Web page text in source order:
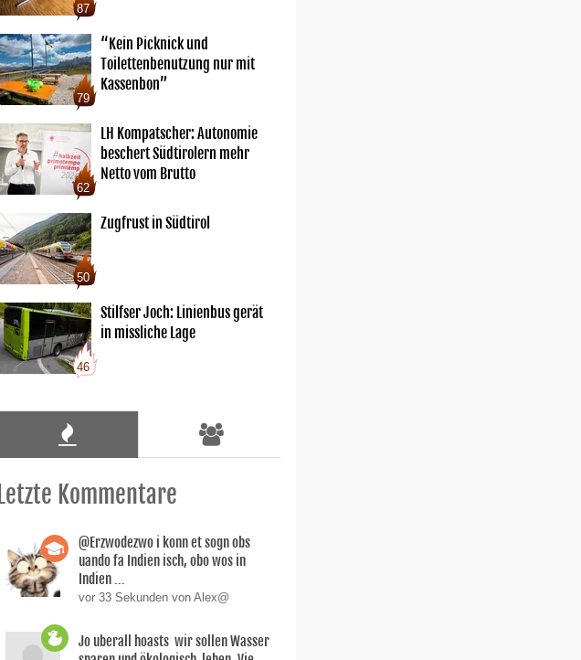
87
79
“Kein Picknick und
Toilettenbenutzung nur mit
Kassenbon”
62
LH Kompatscher: Autonomie
beschert Südtirolern mehr
Netto vom Brutto
50
Zugfrust in Südtirol
46
Stilfser Joch: Linienbus gerät
in missliche Lage
Letzte Kommentare
@Erzwodezwo i konn et sogn obs
uando fa Indien isch, obo wos in
Indien ...
vor 33 Sekunden von Alex@
Jo uberall hoasts wir sollen Wasser